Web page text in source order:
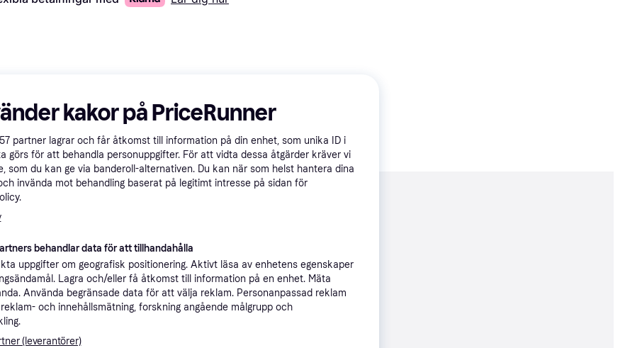
kakor på PriceRunner
partner lagrar och får åtkomst till information på din enhet, som unika ID i
görs för att behandla personuppgifter. För att vidta dessa åtgärder kräver vi
som du kan ge via banderoll-alternativen. Du kan när som helst hantera dina
invända mot behandling baserat på legitimt intresse på sidan för
behandlar data för att tillhandahålla
uppgifter om geografisk positionering. Aktivt läsa av enhetens egenskaper
Lagra och/eller få åtkomst till information på en enhet. Mäta
Använda begränsade data för att välja reklam. Personanpassad reklam
och innehållsmätning, forskning angående målgrupp och
(leverantörer)